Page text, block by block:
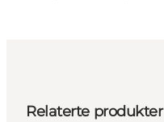
Relaterte produkter